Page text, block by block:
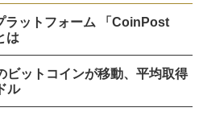
ラットフォーム 「CoinPost
は
ビットコインが移動、平均取得
ル